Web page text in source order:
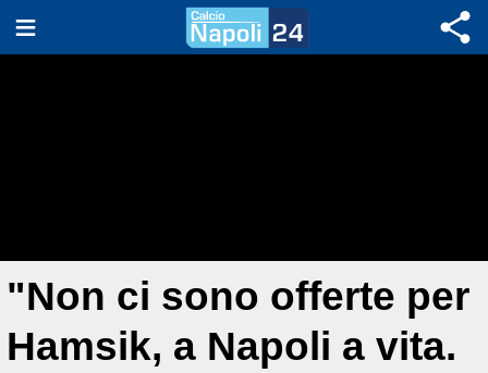
"Non ci sono offerte per
Hamsik, a Napoli a vita.